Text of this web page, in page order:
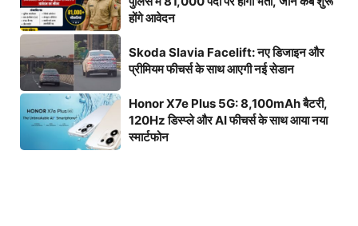
होंगे आवेदन
Skoda Slavia Facelift: नए डिजाइन और
प्रीमियम फीचर्स के साथ आएगी नई सेडान
Honor X7e Plus 5G: 8,100mAh बैटरी,
120Hz डिस्प्ले और AI फीचर्स के साथ आया नया
स्मार्टफोन